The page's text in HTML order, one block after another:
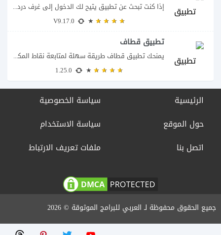
إذا كنت تبحث عن تطبيق يتيح لك الدخول إلى غرف دردشة صوتية مباشرة والتحدث...
تطبيق قطاف
يمنحك تطبيق قطاف طريقة سهلة لمتابعة نقاط المكافآت والاستفادة منها في التسوق ودفع قيمة...
الرئيسية
حول الموقع
اتصل بنا
سياسة الخصوصية
سياسة الاستخدام
ملفات تعريف الارتباط
جميع الحقوق محفوظة لـ العربي للبرامج الموثوقة © 2026